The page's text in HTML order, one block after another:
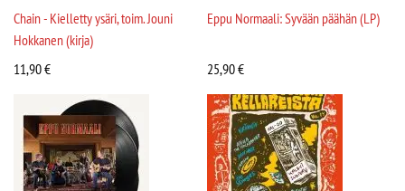
Chain - Kielletty ysäri, toim. Jouni
Hokkanen (kirja)
11,90€
Eppu Normaali: Syvään päähän (LP)
25,90€